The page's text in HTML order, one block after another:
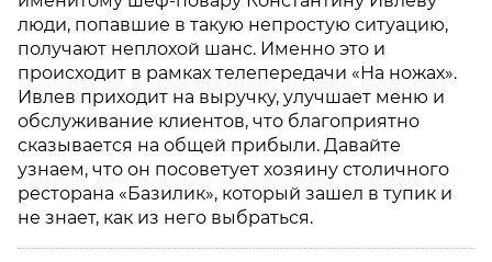
люди, попавшие в такую непростую ситуацию,
получают неплохой шанс. Именно это и
происходит в рамках телепередачи «На ножах».
Ивлев приходит на выручку, улучшает меню и
обслуживание клиентов, что благоприятно
сказывается на общей прибыли. Давайте
узнаем, что он посоветует хозяину столичного
ресторана «Базилик», который зашел в тупик и
не знает, как из него выбраться.